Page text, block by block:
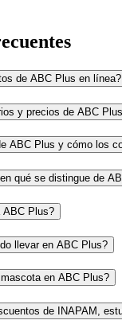
de ABC Plus en línea?
y precios de ABC
ABC Plus y cómo los
qué se distingue de
ABC Plus?
llevar en ABC Plus?
en ABC Plus?
de INAPAM,